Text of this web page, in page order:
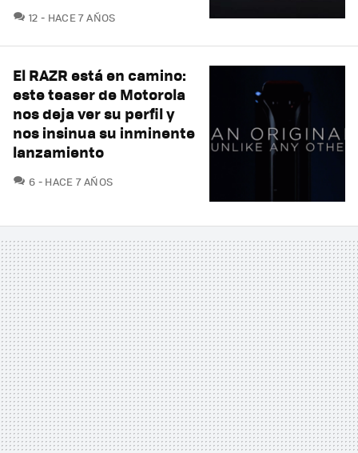
12 COMENTARIOS
HACE 7 AÑOS
El RAZR está en camino:
este teaser de Motorola
nos deja ver su perfil y
nos insinua su inminente
lanzamiento
6 COMENTARIOS
HACE 7 AÑOS